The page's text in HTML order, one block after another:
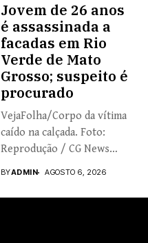
Jovem de 26 anos
é assassinada a
facadas em Rio
Verde de Mato
Grosso; suspeito é
procurado
VejaFolha/Corpo da vítima
caído na calçada. Foto:
Reprodução / CG News
BYADMIN AGOSTO 6, 2026